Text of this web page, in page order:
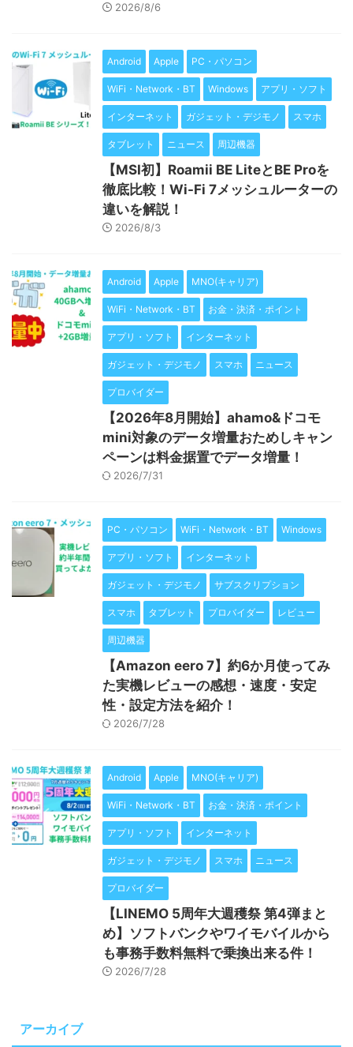
2026/8/6
Android Apple PC・パソコン
WiFi・Network・BT Windows アプリ・ソフト
インターネット ガジェット・デジモノ スマホ
タブレット ニュース 周辺機器
【MSI初】Roamii BE LiteとBE Proを
徹底比較！Wi-Fi 7メッシュルーターの
違いを解説！
2026/8/3
Android Apple MNO(キャリア)
WiFi・Network・BT お金・決済・ポイント
アプリ・ソフト インターネット
ガジェット・デジモノ スマホ ニュース
プロバイダー
【2026年8月開始】ahamo&ドコモ
mini対象のデータ増量おためしキャン
ペーンは料金据置でデータ増量！
2026/7/31
PC・パソコン WiFi・Network・BT Windows
アプリ・ソフト インターネット
ガジェット・デジモノ サブスクリプション
スマホ タブレット プロバイダー レビュー
周辺機器
【Amazon eero 7】約6か月使ってみ
た実機レビューの感想・速度・安定
性・設定方法を紹介！
2026/7/28
Android Apple MNO(キャリア)
WiFi・Network・BT お金・決済・ポイント
アプリ・ソフト インターネット
ガジェット・デジモノ スマホ ニュース
プロバイダー
【LINEMO 5周年大週穫祭 第4弾まと
め】ソフトバンクやワイモバイルから
も事務手数料無料で乗換出来る件！
2026/7/28
アーカイブ